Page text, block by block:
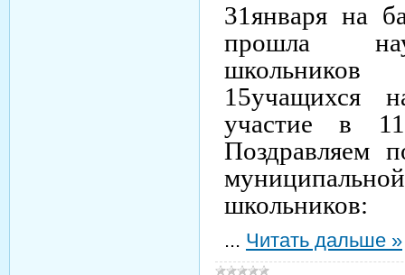
31января
прошла
15учащихся
участие в
Поздравляем
школьников:
... Читать дальше »